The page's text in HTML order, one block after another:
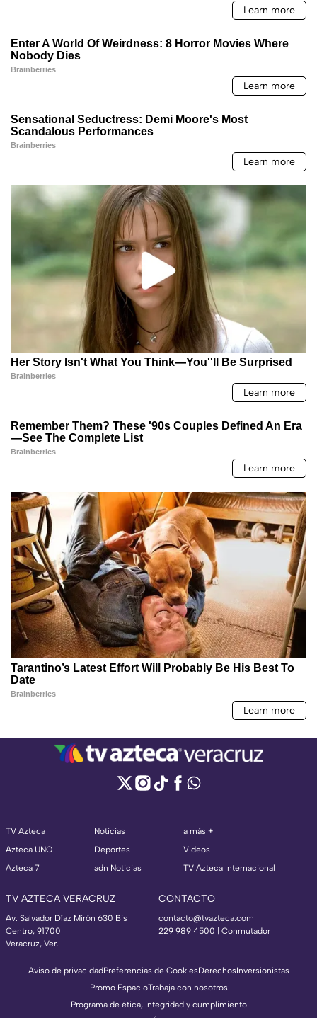
TV Azteca
Azteca UNO
Azteca 7
Noticias
Deportes
adn Noticias
a más +
Videos
TV Azteca Internacional
TV AZTECA VERACRUZ
Av. Salvador Díaz Mirón 630 Bis
Centro, 91700
Veracruz, Ver.
CONTACTO
contacto@tvazteca.com
229 989 4500 | Conmutador
Aviso de privacidadPreferencias de CookiesDerechosInversionistas
Promo EspacioTrabaja con nosotros
Programa de ética, integridad y cumplimiento